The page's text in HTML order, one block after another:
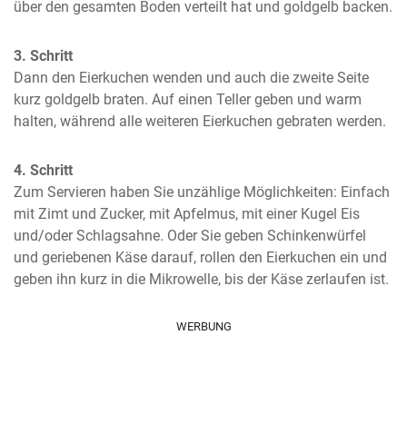
über den gesamten Boden verteilt hat und goldgelb backen.
3. Schritt
Dann den Eierkuchen wenden und auch die zweite Seite
kurz goldgelb braten. Auf einen Teller geben und warm
halten, während alle weiteren Eierkuchen gebraten werden.
4. Schritt
Zum Servieren haben Sie unzählige Möglichkeiten: Einfach
mit Zimt und Zucker, mit Apfelmus, mit einer Kugel Eis
und/oder Schlagsahne. Oder Sie geben Schinkenwürfel
und geriebenen Käse darauf, rollen den Eierkuchen ein und
geben ihn kurz in die Mikrowelle, bis der Käse zerlaufen ist.
WERBUNG